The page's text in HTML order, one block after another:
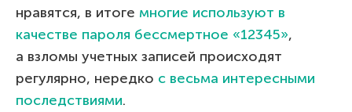
нравятся, в итоге многие используют в
качестве пароля бессмертное «12345»,
а взломы учетных записей происходят
регулярно, нередко с весьма интересными
последствиями.